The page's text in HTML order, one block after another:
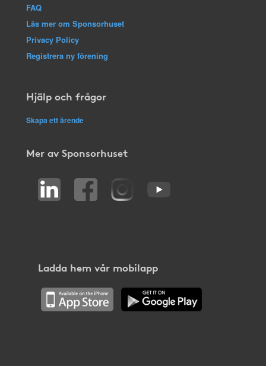
FAQ
Läs mer om Sponsorhuset
Privacy Policy
Registrera ny förening
Hjälp och frågor
Skapa ett ärende
Mer av Sponsorhuset
Ladda hem vår mobilapp